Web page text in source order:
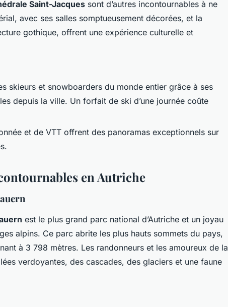
Saint-Jacques sont d’autres incontournables à ne
avec ses salles somptueusement décorées, et la
gothique, offrent une expérience culturelle et
skieurs et snowboarders du monde entier grâce à ses
depuis la ville. Un forfait de ski d’une journée coûte
et de VTT offrent des panoramas exceptionnels sur
en Autriche
est le plus grand parc national d’Autriche et un joyau
alpins. Ce parc abrite les plus hauts sommets du pays,
à 3 798 mètres. Les randonneurs et les amoureux de la
verdoyantes, des cascades, des glaciers et une faune